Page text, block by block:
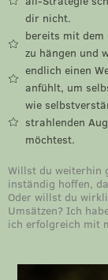
dir nicht.
bereits mit dem
zu hängen und
endlich einen
anfühlt, um
wie
strahlenden
möchtest.
Willst du weiterhin
inständig hoffen,
Oder willst du
Umsätzen? Ich
ich erfolgreich mit